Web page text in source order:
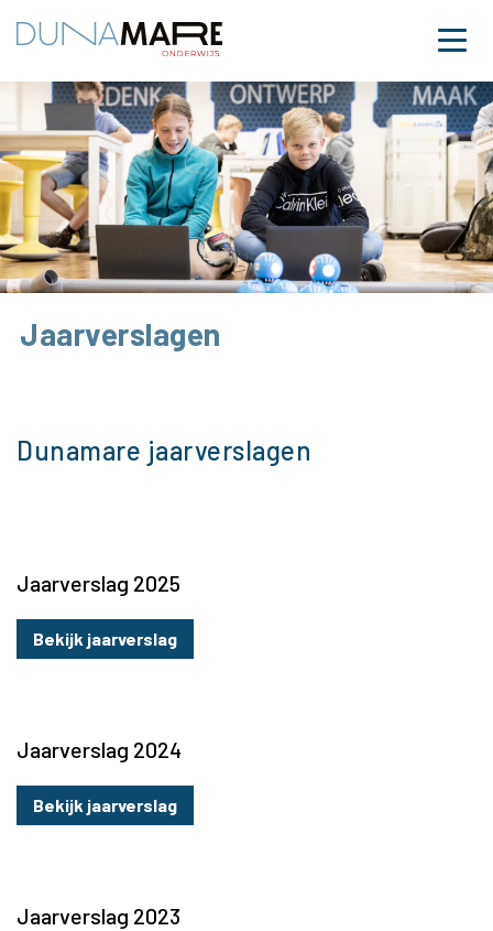
Menu
Jaarverslagen
Dunamare jaarverslagen
Jaarverslag 2025
Bekijk jaarverslag
Jaarverslag 2024
Bekijk jaarverslag
Jaarverslag 2023